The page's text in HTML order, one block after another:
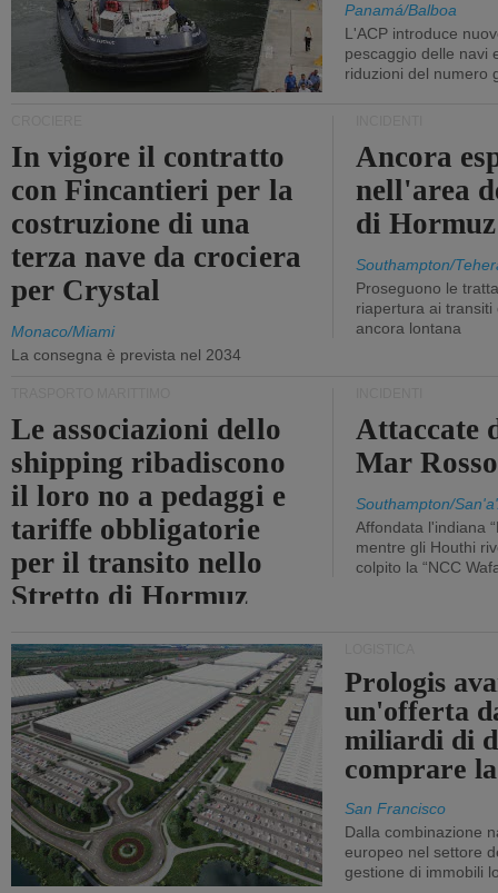
Panamá/Balboa
L'ACP introduce
pescaggio delle navi
riduzioni del numero
In vigore il contratto
con Fincantieri per la
costruzione di una
terza nave da crociera
per Crystal
Monaco/Miami
La consegna è prevista nel 2034
Ancora
nell'area
di Hormuz
Southampton/
Proseguono le
riapertura ai
ancora lontana
Le associazioni dello
shipping ribadiscono
il loro no a pedaggi e
tariffe obbligatorie
per il transito nello
Stretto di Hormuz
Attaccate
Mar Rosso
Southampton/
Affondata l'indiana
mentre gli Houthi
colpito la “NCC
Prologis
un'offerta
miliardi di
comprare
San Francisco
Dalla combinazione
europeo nel settore
gestione di immobili